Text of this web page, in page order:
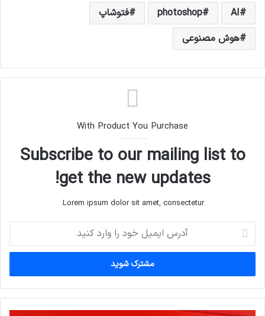
AI
photoshop
فتوشاپ
هوش مصنوعی
With Product You Purchase
Subscribe to our mailing list to
get the new updates!
Lorem ipsum dolor sit amet, consectetur.
آدرس
ایمیل
خود
وارد
کنید